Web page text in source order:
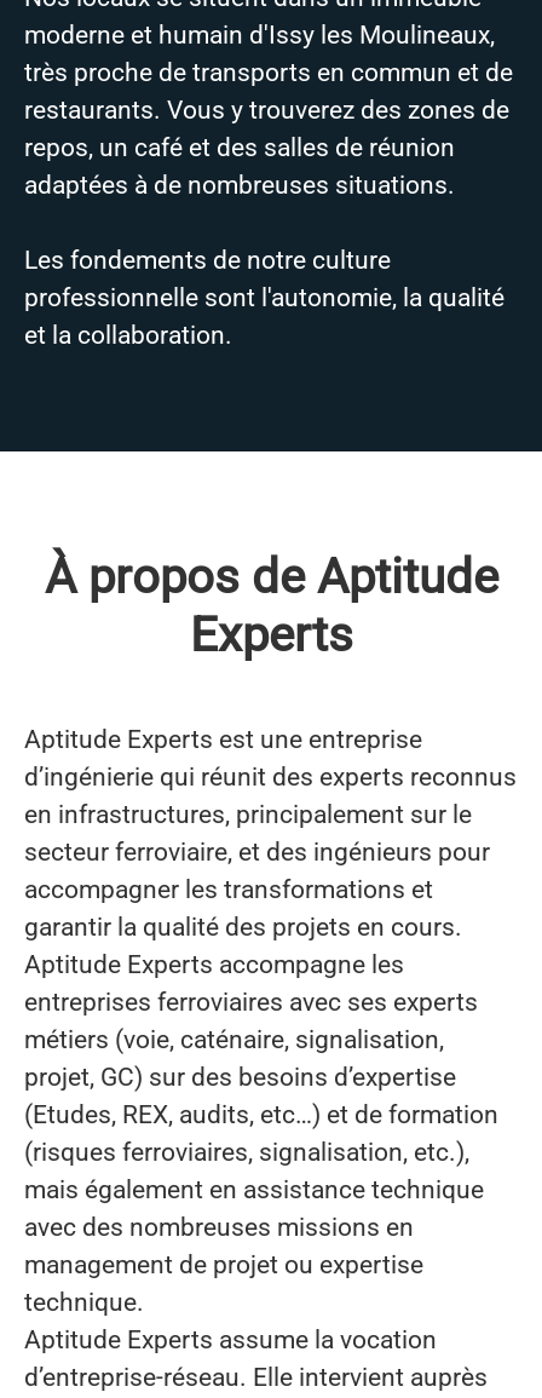
moderne et humain d'Issy les Moulineaux,
très proche de transports en commun et de
restaurants. Vous y trouverez des zones de
repos, un café et des salles de réunion
adaptées à de nombreuses situations.
Les fondements de notre culture
professionnelle sont l'autonomie, la qualité
et la collaboration.
À propos de Aptitude
Experts
Aptitude Experts est une entreprise
d’ingénierie qui réunit des experts reconnus
en infrastructures, principalement sur le
secteur ferroviaire, et des ingénieurs pour
accompagner les transformations et
garantir la qualité des projets en cours.
Aptitude Experts accompagne les
entreprises ferroviaires avec ses experts
métiers (voie, caténaire, signalisation,
projet, GC) sur des besoins d’expertise
(Etudes, REX, audits, etc…) et de formation
(risques ferroviaires, signalisation, etc.),
mais également en assistance technique
avec des nombreuses missions en
management de projet ou expertise
technique.
Aptitude Experts assume la vocation
d’entreprise-réseau. Elle intervient auprès